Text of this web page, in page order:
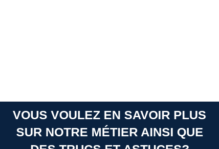
VOUS VOULEZ EN SAVOIR PLUS
SUR NOTRE MÉTIER AINSI QUE